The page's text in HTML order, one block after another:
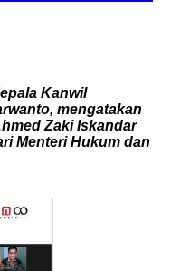
Kanwil
mengatakan
Zaki Iskandar
Menteri Hukum dan